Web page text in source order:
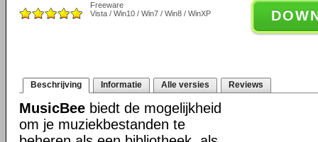
Freeware
Vista / Win10 / Win7 / Win8 / WinXP
Beschrijving Informatie Alle versies Reviews
MusicBee biedt de mogelijkheid
om je muziekbestanden te